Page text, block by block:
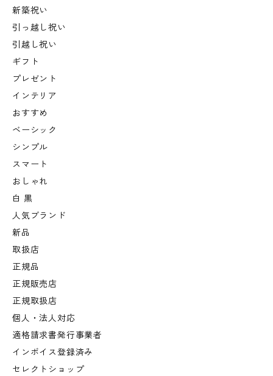
新築祝い
引っ越し祝い
引越し祝い
ギフト
プレゼント
インテリア
おすすめ
ベーシック
シンプル
スマート
おしゃれ
白 黒
人気ブランド
新品
取扱店
正規品
正規販売店
正規取扱店
個人・法人対応
適格請求書発行事業者
インボイス登録済み
セレクトショップ